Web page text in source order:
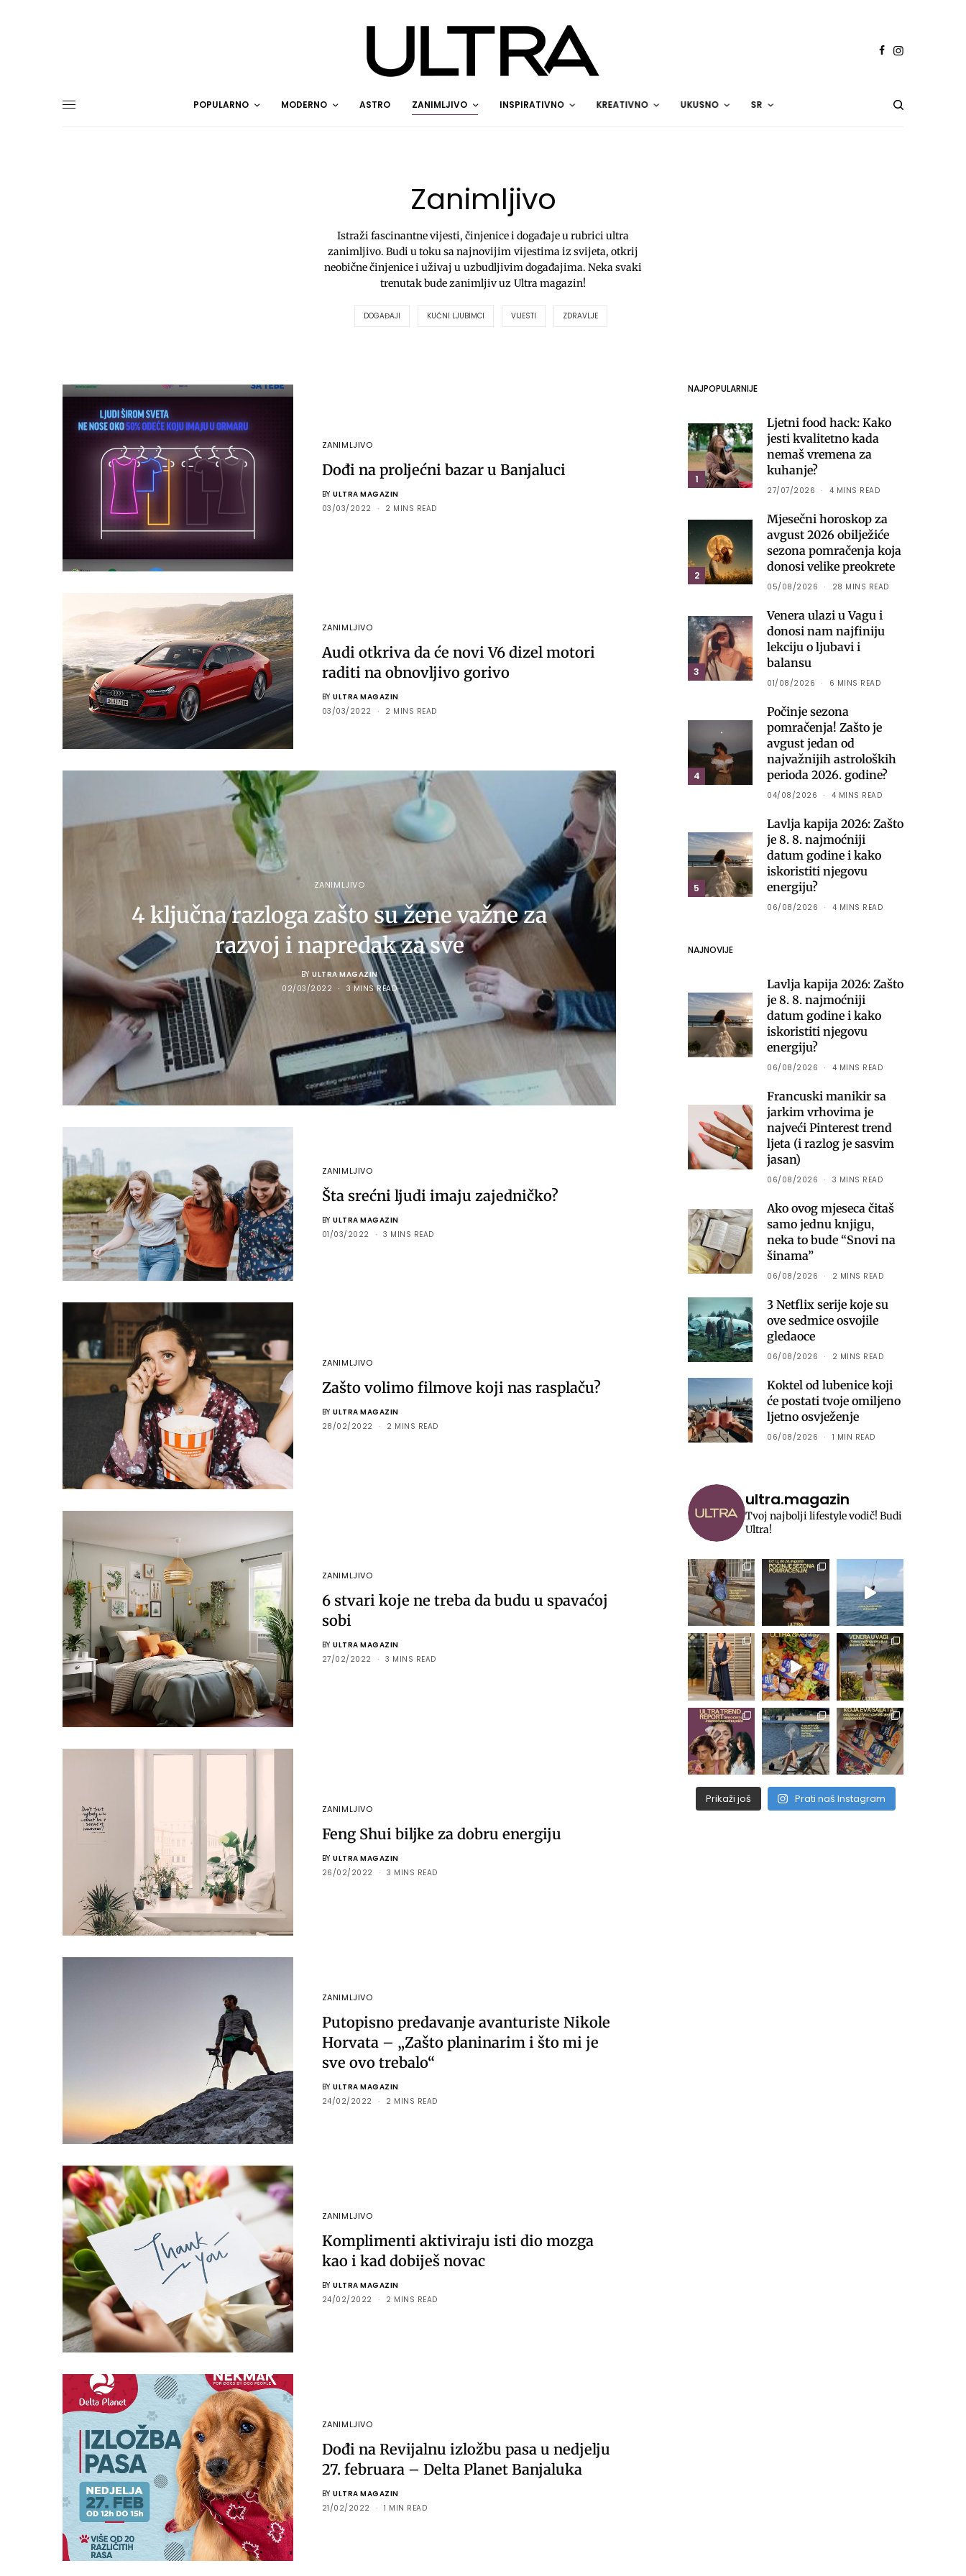
POPULARNO MODERNO ASTRO ZANIMLJIVO INSPIRATIVNO KREATIVNO UKUSNO SR
Zanimljivo
Istraži fascinantne vijesti, činjenice i događaje u rubrici ultra
zanimljivo. Budi u toku sa najnovijim vijestima iz svijeta, otkrij
neobične činjenice i uživaj u uzbudljivim događajima. Neka svaki
trenutak bude zanimljiv uz Ultra magazin!
DOGAĐAJI KUĆNI LJUBIMCI VIJESTI ZDRAVLJE
ZANIMLJIVO
Dođi na proljećni bazar u Banjaluci
BY ULTRA MAGAZIN
03/03/2022
2 MINS READ
ZANIMLJIVO
Audi otkriva da će novi V6 dizel motori
raditi na obnovljivo gorivo
BY ULTRA MAGAZIN
03/03/2022
2 MINS READ
ZANIMLJIVO
4 ključna razloga zašto su žene važne za
razvoj i napredak za sve
BY ULTRA MAGAZIN
02/03/2022
3 MINS READ
ZANIMLJIVO
Šta srećni ljudi imaju zajedničko?
BY ULTRA MAGAZIN
01/03/2022
3 MINS READ
ZANIMLJIVO
Zašto volimo filmove koji nas rasplaču?
BY ULTRA MAGAZIN
28/02/2022
2 MINS READ
ZANIMLJIVO
6 stvari koje ne treba da budu u spavaćoj
sobi
BY ULTRA MAGAZIN
27/02/2022
3 MINS READ
ZANIMLJIVO
Feng Shui biljke za dobru energiju
BY ULTRA MAGAZIN
26/02/2022
3 MINS READ
ZANIMLJIVO
Putopisno predavanje avanturiste Nikole
Horvata – „Zašto planinarim i što mi je
sve ovo trebalo“
BY ULTRA MAGAZIN
24/02/2022
2 MINS READ
ZANIMLJIVO
Komplimenti aktiviraju isti dio mozga
kao i kad dobiješ novac
BY ULTRA MAGAZIN
24/02/2022
2 MINS READ
ZANIMLJIVO
Dođi na Revijalnu izložbu pasa u nedjelju
27. februara – Delta Planet Banjaluka
BY ULTRA MAGAZIN
21/02/2022
1 MIN READ
NAJPOPULARNIJE
1
Ljetni food hack: Kako
jesti kvalitetno kada
nemaš vremena za
kuhanje?
27/07/2026 4 MINS READ
2
Mjesečni horoskop za
avgust 2026 obilježiće
sezona pomračenja koja
donosi velike preokrete
05/08/2026 28 MINS READ
3
Venera ulazi u Vagu i
donosi nam najfiniju
lekciju o ljubavi i
balansu
01/08/2026 6 MINS READ
4
Počinje sezona
pomračenja! Zašto je
avgust jedan od
najvažnijih astroloških
perioda 2026. godine?
04/08/2026 4 MINS READ
5
Lavlja kapija 2026: Zašto
je 8. 8. najmoćniji
datum godine i kako
iskoristiti njegovu
energiju?
06/08/2026 4 MINS READ
NAJNOVIJE
Lavlja kapija 2026: Zašto
je 8. 8. najmoćniji
datum godine i kako
iskoristiti njegovu
energiju?
06/08/2026 4 MINS READ
Francuski manikir sa
jarkim vrhovima je
najveći Pinterest trend
ljeta (i razlog je sasvim
jasan)
06/08/2026 3 MINS READ
Ako ovog mjeseca čitaš
samo jednu knjigu,
neka to bude “Snovi na
šinama”
06/08/2026 2 MINS READ
3 Netflix serije koje su
ove sedmice osvojile
gledaoce
06/08/2026 2 MINS READ
Koktel od lubenice koji
će postati tvoje omiljeno
ljetno osvježenje
06/08/2026 1 MIN READ
ultra.magazin
Tvoj najbolji lifestyle vodič! Budi
Ultra!
Prikaži još Prati naš Instagram